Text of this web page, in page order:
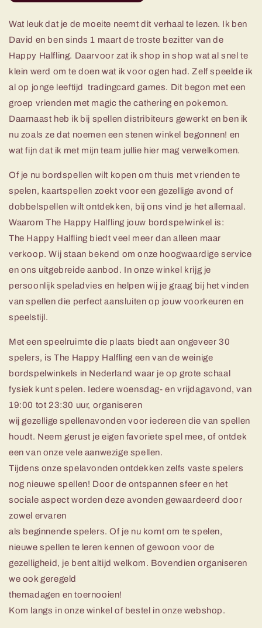
Wat leuk dat je de moeite neemt dit verhaal te lezen. Ik ben
David en ben sinds 1 maart de troste bezitter van de
Happy Halfling. Daarvoor zat ik shop in shop wat al snel te
klein werd om te doen wat ik voor ogen had. Zelf speelde ik
al op jonge leeftijd tradingcard games. Dit begon met een
groep vrienden met magic the cathering en pokemon.
Daarnaast heb ik bij spellen distribiteurs gewerkt en ben ik
nu zoals ze dat noemen een stenen winkel begonnen! en
wat fijn dat ik met mijn team jullie hier mag verwelkomen.
Of je nu bordspellen wilt kopen om thuis met vrienden te
spelen, kaartspellen zoekt voor een gezellige avond of
dobbelspellen wilt ontdekken, bij ons vind je het allemaal.
Waarom The Happy Halfling jouw bordspelwinkel is:
The Happy Halfling biedt veel meer dan alleen maar
verkoop. Wij staan bekend om onze hoogwaardige service
en ons uitgebreide aanbod. In onze winkel krijg je
persoonlijk speladvies en helpen wij je graag bij het vinden
van spellen die perfect aansluiten op jouw voorkeuren en
speelstijl.
Met een speelruimte die plaats biedt aan ongeveer 30
spelers, is The Happy Halfling een van de weinige
bordspelwinkels in Nederland waar je op grote schaal
fysiek kunt spelen. Iedere woensdag- en vrijdagavond, van
19:00 tot 23:30 uur, organiseren
wij gezellige spellenavonden voor iedereen die van spellen
houdt. Neem gerust je eigen favoriete spel mee, of ontdek
een van onze vele aanwezige spellen.
Tijdens onze spelavonden ontdekken zelfs vaste spelers
nog nieuwe spellen! Door de ontspannen sfeer en het
sociale aspect worden deze avonden gewaardeerd door
zowel ervaren
als beginnende spelers. Of je nu komt om te spelen,
nieuwe spellen te leren kennen of gewoon voor de
gezelligheid, je bent altijd welkom. Bovendien organiseren
we ook geregeld
themadagen en toernooien!
Kom langs in onze winkel of bestel in onze webshop.